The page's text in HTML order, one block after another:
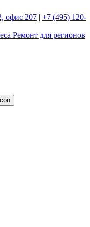
офис 207 | +7 (495) 120-
Ремонт для регионов